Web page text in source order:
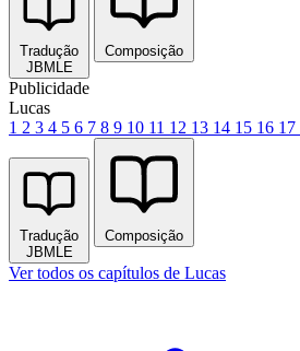
Tradução
JBMLE
Composição
Publicidade
Lucas
1 2 3 4 5 6 7 8 9 10 11 12 13 14 15 16 17
Tradução
JBMLE
Composição
Ver todos os capítulos de Lucas